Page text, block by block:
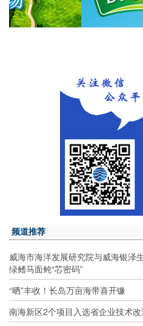
频道推荐
威海市海洋发展研究院与威海银泽
绿鳍马面鲀“芯密码”
“晒”丰收！长岛万亩海带喜开镰
南海新区2个项目入选省企业技术